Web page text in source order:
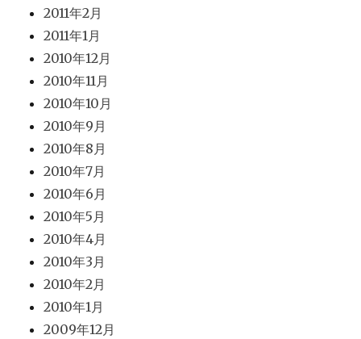
2011年2月
2011年1月
2010年12月
2010年11月
2010年10月
2010年9月
2010年8月
2010年7月
2010年6月
2010年5月
2010年4月
2010年3月
2010年2月
2010年1月
2009年12月